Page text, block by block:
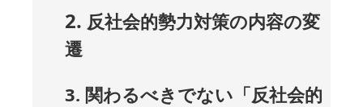
2. 反社会的勢力対策の内容の変
遷
3. 関わるべきでない「反社会的